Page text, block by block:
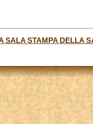
SALA STAMPA DELLA